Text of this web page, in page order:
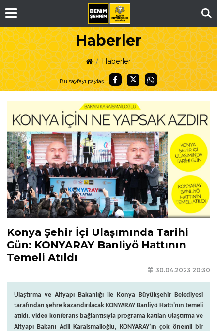
Haberler
Haberler
Bu sayfayı paylaş
Konya Şehir İçi Ulaşımında Tarihi
Gün: KONYARAY Banliyö Hattının
Temeli Atıldı
30.04.2023 20:30
Ulaştırma ve Altyapı Bakanlığı ile Konya Büyükşehir Belediyesi
tarafından şehre kazandırılacak KONYARAY Banliyö Hattı'nın temeli
atıldı. Video konferans bağlantısıyla programa katılan Ulaştırma ve
Altyapı Bakanı Adil Karaismailoğlu, KONYARAY’ın çok önemli bir